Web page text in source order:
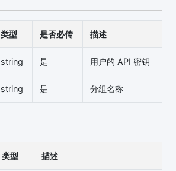
类型 是否必传 描述
string 是 用户的 API 密钥
string 是 分组名称
类型 描述